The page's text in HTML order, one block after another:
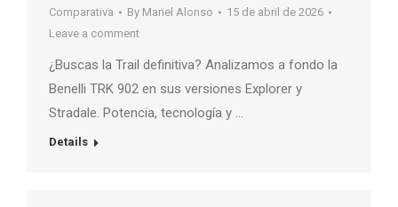
Comparativa By Manel Alonso
15 de abril de 2026
Leave a comment
¿Buscas la Trail definitiva? Analizamos a fondo la
Benelli TRK 902 en sus versiones Explorer y
Stradale. Potencia, tecnología y …
Details